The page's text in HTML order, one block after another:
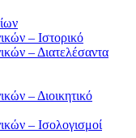
– Ιστορικό
– Διατελέσαντα
– Διοικητικό
– Ισολογισμοί